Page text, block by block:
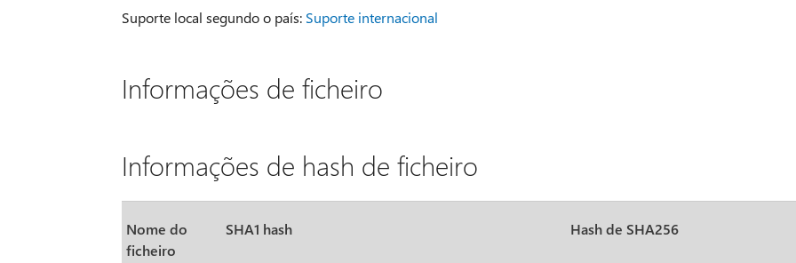
Suporte local segundo o país: Suporte internacional
Informações de ficheiro
Informações de hash de ficheiro
Nome do
ficheiro
SHA1 hash Hash de SHA256